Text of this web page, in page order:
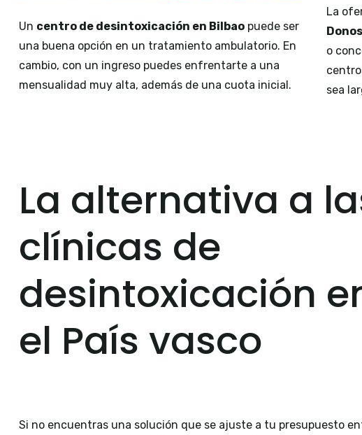
Un centro de desintoxicación en Bilbao puede ser
una buena opción en un tratamiento ambulatorio. En
cambio, con un ingreso puedes enfrentarte a una
mensualidad muy alta, además de una cuota inicial.
La
o
sea
La alternativa a
clínicas de
desintoxicación
el País vasco
Si no encuentras una solución que se ajuste a tu presupuesto